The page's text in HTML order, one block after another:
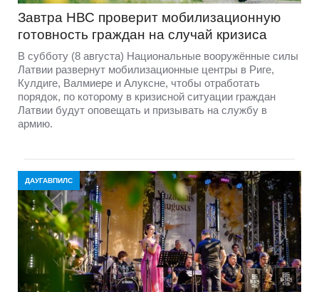
Завтра НВС проверит мобилизационную
готовность граждан на случай кризиса
В субботу (8 августа) Национальные вооружённые силы
Латвии развернут мобилизационные центры в Риге,
Кулдиге, Валмиере и Алуксне, чтобы отработать
порядок, по которому в кризисной ситуации граждан
Латвии будут оповещать и призывать на службу в
армию.
ДАУГАВПИЛС